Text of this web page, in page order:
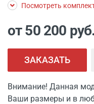
Посмотреть
от 50 200 руб.
ЗАКАЗАТЬ
Внимание! Данная
Ваши размеры и в